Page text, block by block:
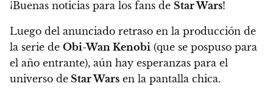
¡Buenas noticias para los fans de Star Wars!
Luego del anunciado retraso en la producción de
la serie de Obi-Wan Kenobi (que se pospuso para
el año entrante), aún hay esperanzas para el
universo de Star Wars en la pantalla chica.